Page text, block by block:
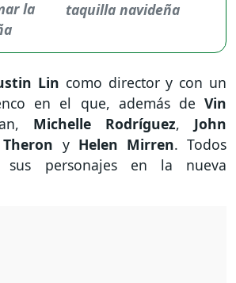
taquilla navideña
Lin como director y con un
en el que, además de Vin
Michelle Rodríguez, John
y Helen Mirren. Todos
sus personajes en la nueva